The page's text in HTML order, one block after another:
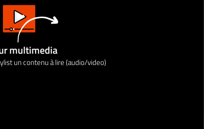
multimedia
un contenu à lire (audio/video)